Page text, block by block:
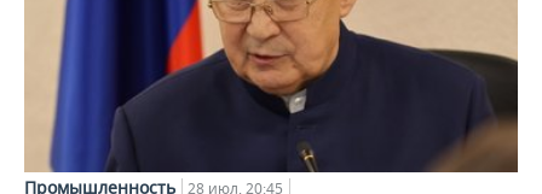
Промышленность 28 июл, 20:45